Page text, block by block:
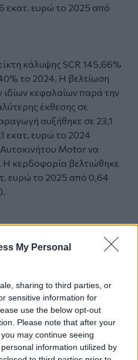
My Personal
sharing to third parties, or
sensitive information for
use the below opt-out
Please note that after your
may continue seeing
information utilized by
εκατ. ευρώ το 2025 από
κάλυψης SCR 145,66%
το 2024. Η βελτίωση
ιδίων κεφαλαίων παρά την
έκθεσης σε
αυξήθηκε σε 23,1
εκατ. ευρώ το 2024
Μotor να
Η κερδοφορία βελτιώθηκε
ευρώ το 2025 από 0,64
το 2024. Η αύξηση
κεφάλαια. Η παραγωγή
με βασική πηγή εσόδων την
δείκτη κάλυψης 204,02%